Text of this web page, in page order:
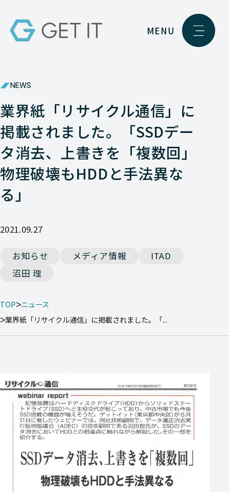
MENU
NEWS
業界紙「リサイクル通信」に
掲載されました。「SSDデー
タ消去、上書きを「複数回」
物理破壊もHDDと手法異な
る」
2021.09.27
お知らせ メディア情報
ITAD
沼田 理
TOP ニュース
業界紙「リサイクル通信」に掲載されました。「...